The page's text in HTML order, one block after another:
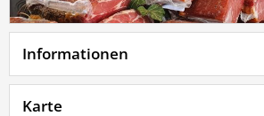
Informationen
Karte